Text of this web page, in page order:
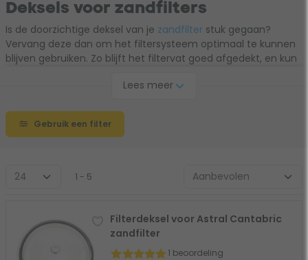
Deksels voor zandfilters
Is de doorzichtige deksel van je zandfilter stuk gegaan?
Vervang deze dan om het filtersysteem optimaal te kunnen
blijven gebruiken. Zo blijft het filtervat goed afgedekt, en kun
welke deksel voor jouw zandfilter geschikt is.
Lees meer
Gebruik een filter
1 - 5
Filterdeksel voor Astral Cantabric
zandfilter
1 beoordeling